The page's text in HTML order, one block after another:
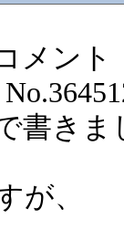
メント
書きま
が、